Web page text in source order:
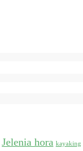
Jelenia hora kayaking